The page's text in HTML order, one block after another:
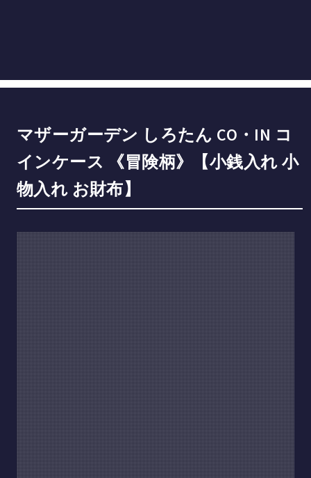
マザーガーデン しろたん CO・IN コ
インケース 《冒険柄》【小銭入れ 小
物入れ お財布】